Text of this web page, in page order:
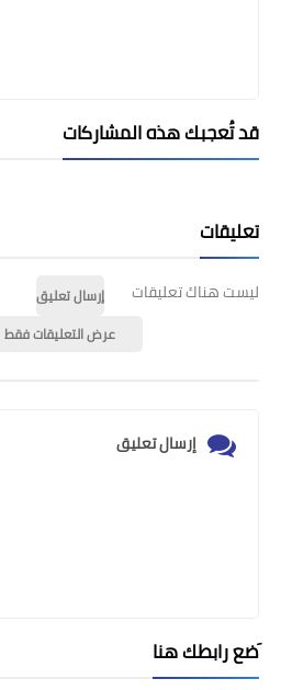
قد تُعجبك هذه المشاركات
تعليقات
ليست هناك تعليقات
إرسال تعليق
عرض التعليقات فقط
إرسال تعليق
َضع رابطك هنا